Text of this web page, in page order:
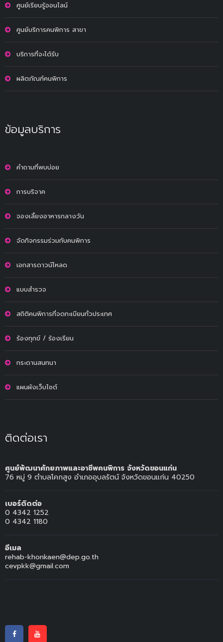
ศูนย์เรียนรู้ออนไลน์
ศูนย์บริการคนพิการ สาขา
บริการที่จะได้รับ
ผลิตภัณฑ์คนพิการ
ข้อมูลบริการ
คำถามที่พบบ่อย
การบริจาค
จองเลี้ยงอาหารกลางวัน
จัดกิจกรรมร่วมกับคนพิการ
เอกสารดาวน์โหลด
แบบสำรวจ
สถิติคนพิการที่จดทะเบียนทั่วประเทศ
ร้องทุกข์ / ร้องเรียน
กระดานสนทนา
แผนผังเว็บไซต์
ติดต่อเรา
ศูนย์พัฒนาศักยภาพและอาชีพคนพิการ จังหวัดขอนแก่น
76 หมู่ 9 ตำบลโคกสูง อำเภออุบลรัตน์ จังหวัดขอนแก่น 40250
เบอร์ติดต่อ
0 4342 1252
0 4342 1180
อีเมล
rehab-khonkaen@dep.go.th
cevpkk@gmail.com